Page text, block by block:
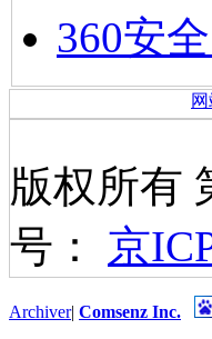
360安
版权所有
号： 京
Archiver| Comsenz Inc.